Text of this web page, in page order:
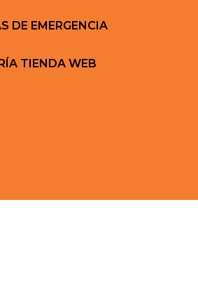
DE EMERGENCIA
TIENDA WEB